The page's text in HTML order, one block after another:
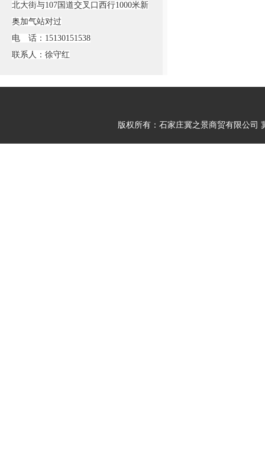
北大街与107国道交叉口西行1000米新
奥加气站对过
电 话：15130151538
联系人：徐守红
版权所有：石家庄冀之景商贸有限公司